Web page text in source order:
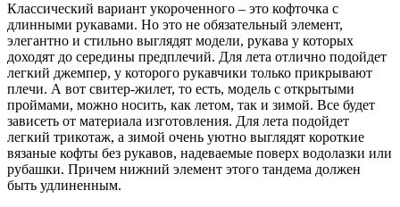
Классический вариант укороченного – это кофточка с
длинными рукавами. Но это не обязательный элемент,
элегантно и стильно выглядят модели, рукава у которых
доходят до середины предплечий. Для лета отлично подойдет
легкий джемпер, у которого рукавчики только прикрывают
плечи. А вот свитер-жилет, то есть, модель с открытыми
проймами, можно носить, как летом, так и зимой. Все будет
зависеть от материала изготовления. Для лета подойдет
легкий трикотаж, а зимой очень уютно выглядят короткие
вязаные кофты без рукавов, надеваемые поверх водолазки или
рубашки. Причем нижний элемент этого тандема должен
быть удлиненным.